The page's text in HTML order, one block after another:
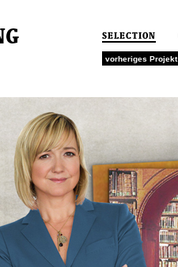
SELECTION
vorheriges Projekt